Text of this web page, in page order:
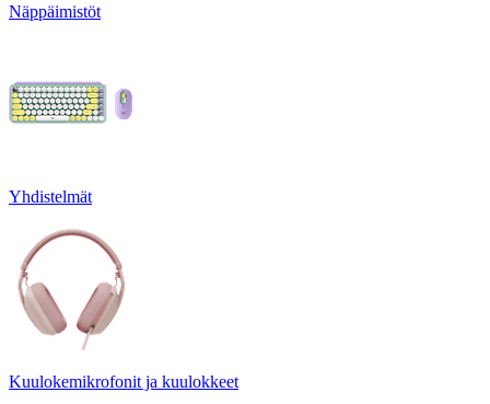
Näppäimistöt
Yhdistelmät
Kuulokemikrofonit ja kuulokkeet